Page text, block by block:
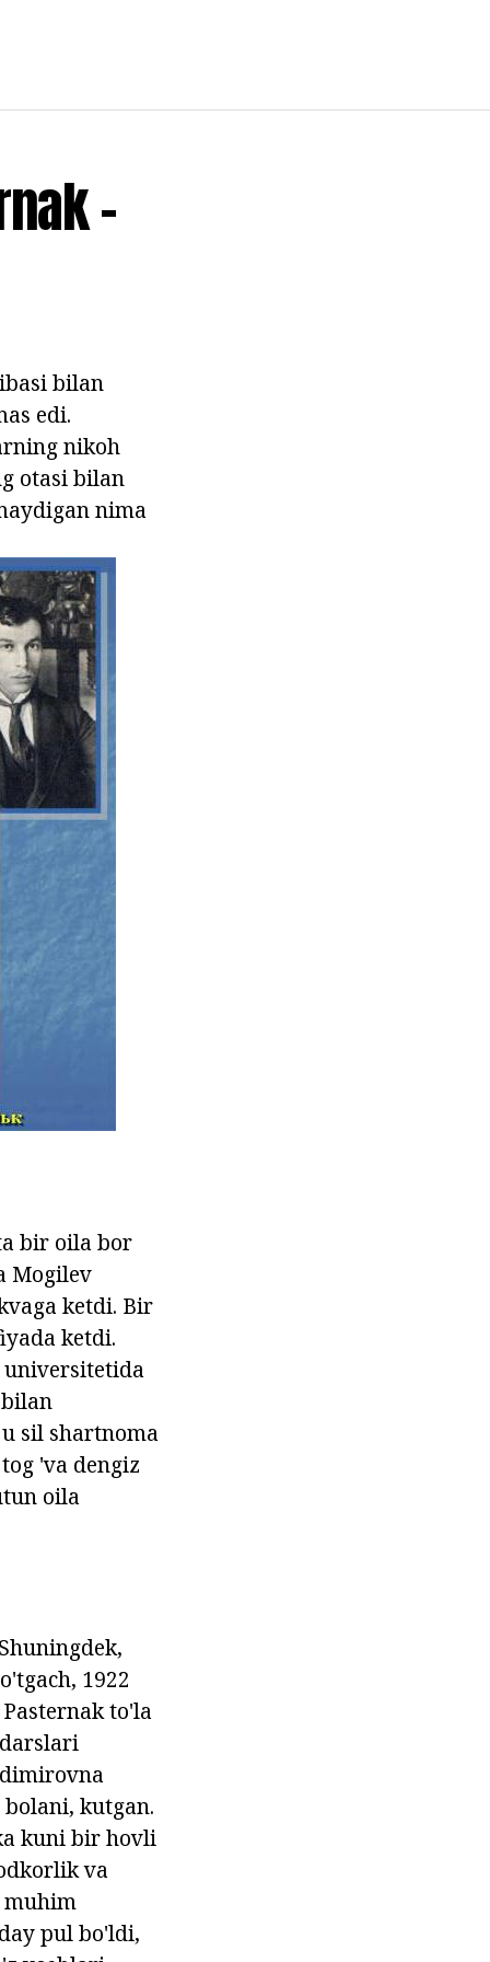
-
bilan
edi.
nikoh
otasi bilan
nima
bir oila bor
Mogilev
ketdi. Bir
ketdi.
universitetida
sil shartnoma
'va dengiz
oila
1922
to'la
kutgan.
kuni bir hovli
va
muhim
pul bo'ldi,